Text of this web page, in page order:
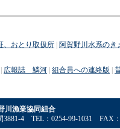
、おとり取扱所
阿賀野川水系のき
広報誌 鱗河 組合員への連絡版
川漁業協同組合
3881-4 TEL：0254-99-1031 FAX：